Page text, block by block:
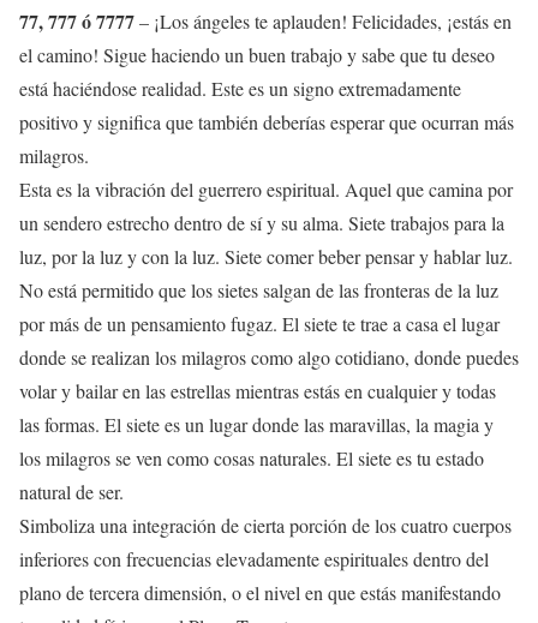
77, 777 ó 7777– ¡Los ángeles te aplauden! Felicidades, ¡estás en
el camino! Sigue haciendo un buen trabajo y sabe que tu deseo
está haciéndose realidad. Este es un signo extremadamente
positivo y significa que también deberías esperar que ocurran más
milagros.
Esta es la vibración del guerrero espiritual. Aquel que camina por
un sendero estrecho dentro de sí y su alma. Siete trabajos para la
luz, por la luz y con la luz. Siete comer beber pensar y hablar luz.
No está permitido que los sietes salgan de las fronteras de la luz
por más de un pensamiento fugaz. El siete te trae a casa el lugar
donde se realizan los milagros como algo cotidiano, donde puedes
volar y bailar en las estrellas mientras estás en cualquier y todas
las formas. El siete es un lugar donde las maravillas, la magia y
los milagros se ven como cosas naturales. El siete es tu estado
natural de ser.
Simboliza una integración de cierta porción de los cuatro cuerpos
inferiores con frecuencias elevadamente espirituales dentro del
plano de tercera dimensión, o el nivel en que estás manifestando